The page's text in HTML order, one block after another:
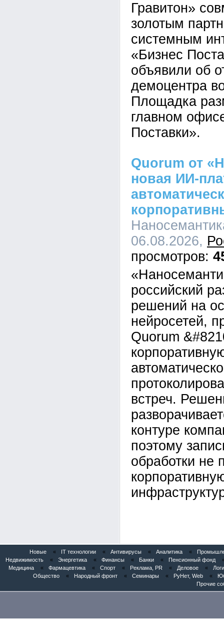
Гравитон»
золотым
системным
«Бизнес
объявили об
демоцентра
Площадка
главном
Поставки».
Quorum от
новая ИИ-
06.08.2026,
российский
решений на
нейросетей,
Quorum
встреч.
контуре
поэтому
обработки не
Новые « IT технологии « Антивирусы « Аналитика «
Недвижимость
« Энергетика « Финансы « Банки « Пенсионный фонд
Медицина
« Фармацевтика « Спорт « Реклама, PR « Деловое «
Общество
« Народный фронт « Семинары « РуНет, Web «
Прочие